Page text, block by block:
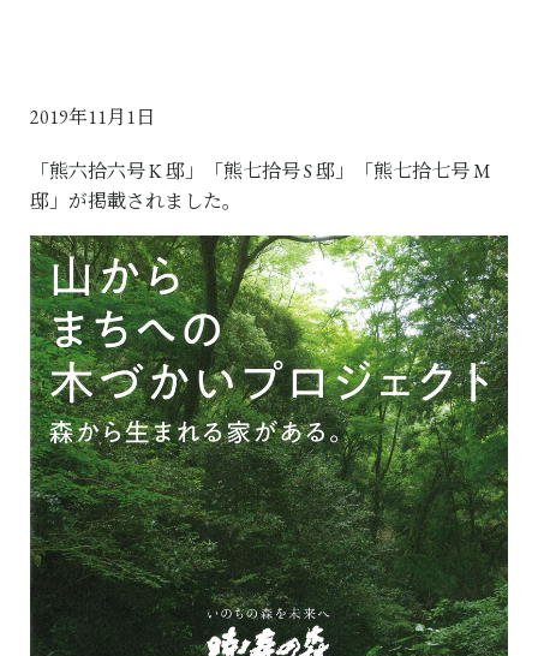
2019年11月1日
「熊六拾六号 K 邸」「熊七拾号 S 邸」「熊七拾七号 M
邸」が掲載されました。